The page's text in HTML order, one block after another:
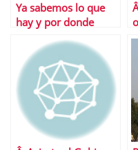
Ya sabemos lo que
hay y por donde
gastos